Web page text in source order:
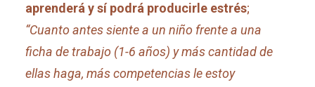
aprenderá y sí podrá producirle estrés;
“Cuanto antes siente a un niño frente a una
ficha de trabajo (1-6 años) y más cantidad de
ellas haga, más competencias le estoy